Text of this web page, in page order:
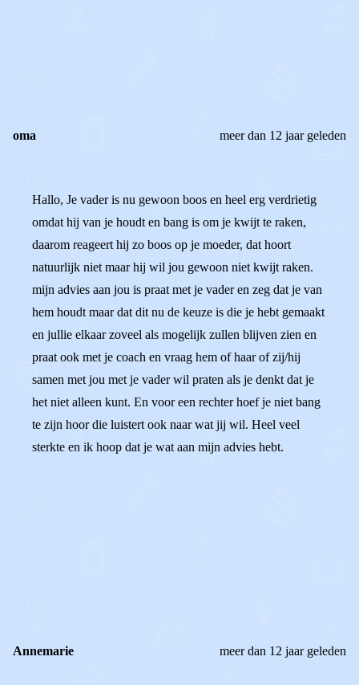
oma meer dan 12 jaar geleden
Hallo, Je vader is nu gewoon boos en heel erg verdrietig
omdat hij van je houdt en bang is om je kwijt te raken,
daarom reageert hij zo boos op je moeder, dat hoort
natuurlijk niet maar hij wil jou gewoon niet kwijt raken.
mijn advies aan jou is praat met je vader en zeg dat je van
hem houdt maar dat dit nu de keuze is die je hebt gemaakt
en jullie elkaar zoveel als mogelijk zullen blijven zien en
praat ook met je coach en vraag hem of haar of zij/hij
samen met jou met je vader wil praten als je denkt dat je
het niet alleen kunt. En voor een rechter hoef je niet bang
te zijn hoor die luistert ook naar wat jij wil. Heel veel
sterkte en ik hoop dat je wat aan mijn advies hebt.
Annemarie meer dan 12 jaar geleden